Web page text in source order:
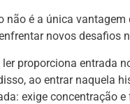
não é a única
novos desafios
proporciona
ao entrar naquela
exige concentração